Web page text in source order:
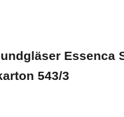
Essenca
543/3